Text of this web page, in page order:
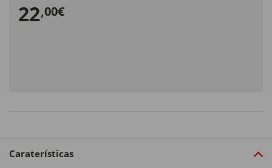
22,00€
Caraterísticas